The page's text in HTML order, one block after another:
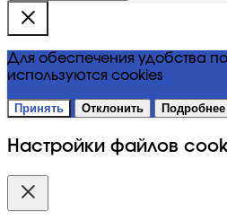
Для обеспечения удобства
используются cookies
Принять Отклонить Подробнее
Настройки файлов